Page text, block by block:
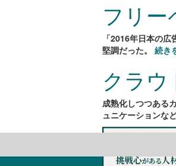
フリー
「2016年日本の
堅調だった。 続き
クラウ
成熟化しつつある
ュニケーションな